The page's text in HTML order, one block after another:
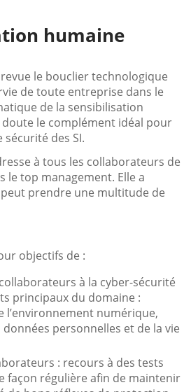
humaine
le bouclier technologique
de toute entreprise dans le
de la sensibilisation
le complément idéal pour
des SI.
à tous les collaborateurs de
le top management. Elle a
prendre une multitude de
objectifs de :
à la cyber-sécurité
principaux du domaine :
l’environnement numérique,
personnelles et de la vie
: recours à des tests
façon régulière afin de maintenir